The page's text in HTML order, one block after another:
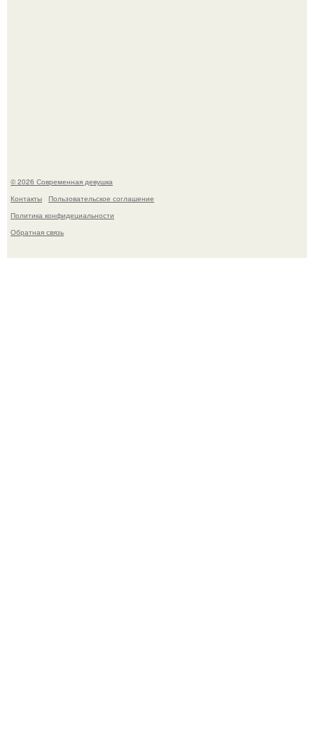
© 2026 Современная девушка
Контакты
Пользовательское соглашение
Политика конфидециальности
Обратная связь